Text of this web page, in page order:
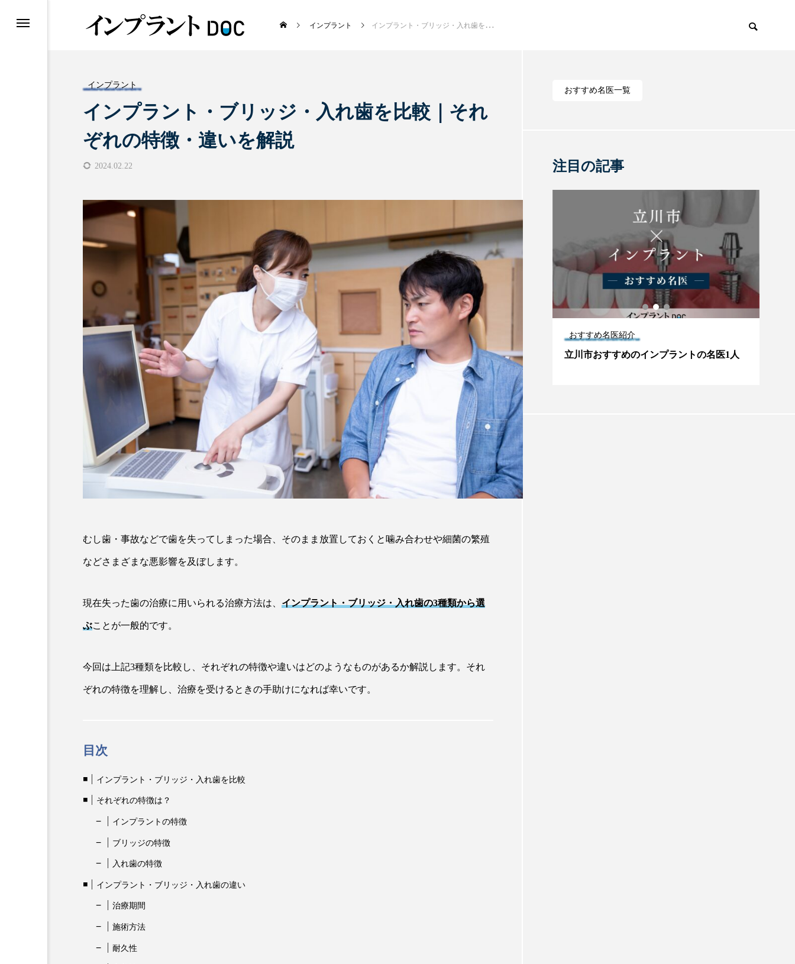
おすすめ名医紹介
横浜市おすすめの歯がボロボロの
名医3人
2025.10.21
注目のトピック
おすすめ名医一覧 コラム インプラント 義歯 費用 インプラントオーバーデンチャー
前歯 作成 メリット ブリッジ
インプラント インプラント・ブリッジ・入れ歯を比較｜それぞれの特徴・違いを解説
インプラント
インプラント・ブリッジ・入れ歯を比較｜それ
ぞれの特徴・違いを解説
2024.02.22
むし歯・事故などで歯を失ってしまった場合、そのまま放置しておくと噛み合わせや細菌の繁殖
などさまざまな悪影響を及ぼします。
現在失った歯の治療に用いられる治療方法は、 インプラント・ブリッジ・入れ歯の3種類から選
ぶことが一般的です。
今回は上記3種類を比較し、それぞれの特徴や違いはどのようなものがあるか解説します。それ
ぞれの特徴を理解し、治療を受けるときの手助けになれば幸いです。
目次
インプラント・ブリッジ・入れ歯を比較
それぞれの特徴は？
インプラントの特徴
ブリッジの特徴
入れ歯の特徴
インプラント・ブリッジ・入れ歯の違い
治療期間
施術方法
耐久性
おすすめ名医一覧
注目の記事
おすすめ名医紹介
柏市おすすめのインプラントの名医7人
おすすめ名医紹介
神奈川県おすすめのインプラントの名医16
おすすめ名医紹介
立川市おすすめのインプラントの名医1人